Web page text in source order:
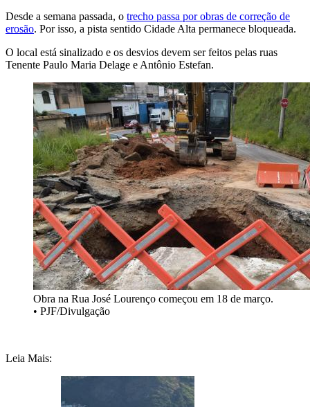
Desde a semana passada, o trecho passa por obras de correção de
erosão. Por isso, a pista sentido Cidade Alta permanece bloqueada.
O local está sinalizado e os desvios devem ser feitos pelas ruas
Tenente Paulo Maria Delage e Antônio Estefan.
Obra na Rua José Lourenço começou em 18 de março.
• PJF/Divulgação
Leia Mais: